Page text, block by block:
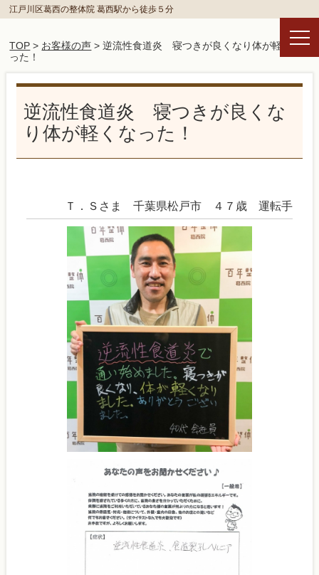
江戸川区葛西の整体院 葛西駅から徒歩５分
TOP > お客様の声 > 逆流性食道炎 寝つきが良くなり体が軽くな
った！
逆流性食道炎 寝つきが良くな
り体が軽くなった！
Ｔ．Ｓさま 千葉県松戸市 ４７歳 運転手